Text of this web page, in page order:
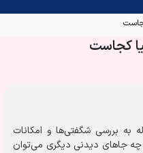
کجاست
به بررسی شگفتی‌ها و امکانات
از چه جاهای دیدنی دیگری می‌توان